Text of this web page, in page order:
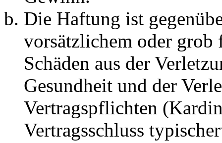
Die Haftung ist
vorsätzlichem oder grob
Schäden aus der
Gesundheit und der
Vertragspflichten
Vertragsschluss